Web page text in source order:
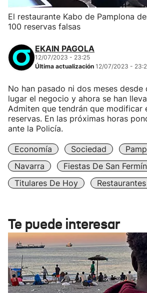
El restaurante Kabo de Pamplona
100 reservas falsas
EKAIN PAGOLA
12/07/2023 - 23:25
Última actualización 12/07/2023 -
No han pasado ni dos meses
lugar el negocio y ahora se han
Admiten que tendrán que modificar
reservas. En las próximas horas
ante la Policía.
Economía Sociedad
Navarra
Fiestas De San Fermín
Titulares De Hoy
Restaurantes
Te puede interesar